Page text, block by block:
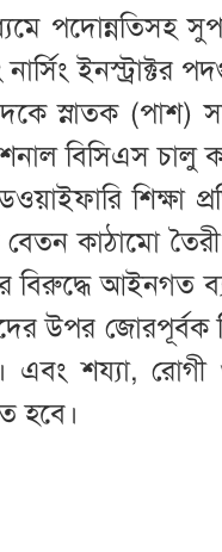
পদোন্নতিসহ
স্নাতক
বিসিএস চালু
শিক্ষা
বেতন কাঠামো
বিরুদ্ধে আইনগত
উপর জোরপূর্বক
এবং শয্যা,
হবে।